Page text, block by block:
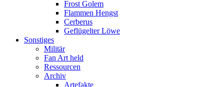
Frost Golem
Flammen Hengst
Cerberus
Geflügelter Löwe
Sonstiges
Militär
Fan Art held
Ressourcen
Archiv
Artefakte